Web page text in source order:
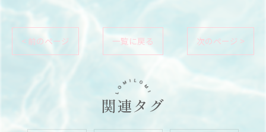
< 前のページ 一覧に戻る 次のページ >
関連タグ